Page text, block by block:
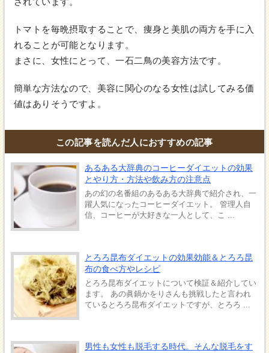
トマトを毎晩摂取することで、痩身と美肌の両方を手に入
れることが可能となります。
まさに、女性にとって、一石二鳥の美容方法です。
簡単な方法なので、美容に関心のなる女性は試してみる価
値はありそうですよ。
この記事を読んだ人におすすめの記事
あるある大辞典のコーヒーダイエットの効果
とやり方・方法や飲み方の注意点
あの幻の名番組のあるある大辞典で紹介され、一
躍人気になったコーヒーダイエット。 管理人自
信、コーヒーが大好きな一人として、こ ...
とろろ昆布ダイエットの効果効能＆とろろ昆
布の食べ方やレシピ
とろろ昆布ダイエットについて検証＆紹介してい
ます。 あの眞鍋かをりさんも挑戦したと言われ
ているとろろ昆布ダイエットですが、とろろ ...
男性も女性も脱毛する時代。そんな脱毛をす